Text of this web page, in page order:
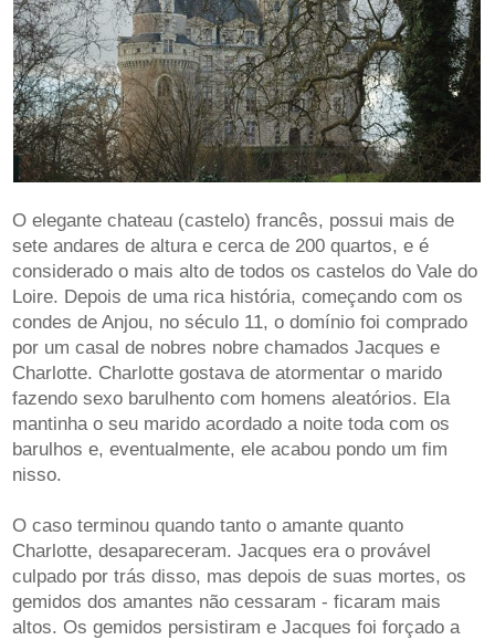
O elegante chateau (castelo) francês, possui mais de
sete andares de altura e cerca de 200 quartos, e é
considerado o mais alto de todos os castelos do Vale do
Loire. Depois de uma rica história, começando com os
condes de Anjou, no século 11, o domínio foi comprado
por um casal de nobres nobre chamados Jacques e
Charlotte. Charlotte gostava de atormentar o marido
fazendo sexo barulhento com homens aleatórios. Ela
mantinha o seu marido acordado a noite toda com os
barulhos e, eventualmente, ele acabou pondo um fim
nisso.
O caso terminou quando tanto o amante quanto
Charlotte, desapareceram. Jacques era o provável
culpado por trás disso, mas depois de suas mortes, os
gemidos dos amantes não cessaram - ficaram mais
altos. Os gemidos persistiram e Jacques foi forçado a